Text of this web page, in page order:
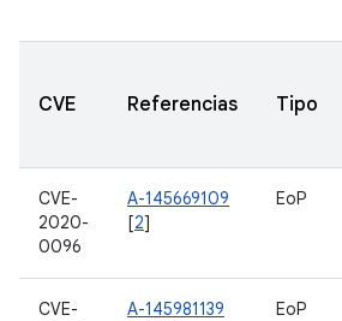
CVE Referencias Tipo
CVE-
2020-
0096
A-145669109
[2]
EoP
CVE-
A-145981139
EoP